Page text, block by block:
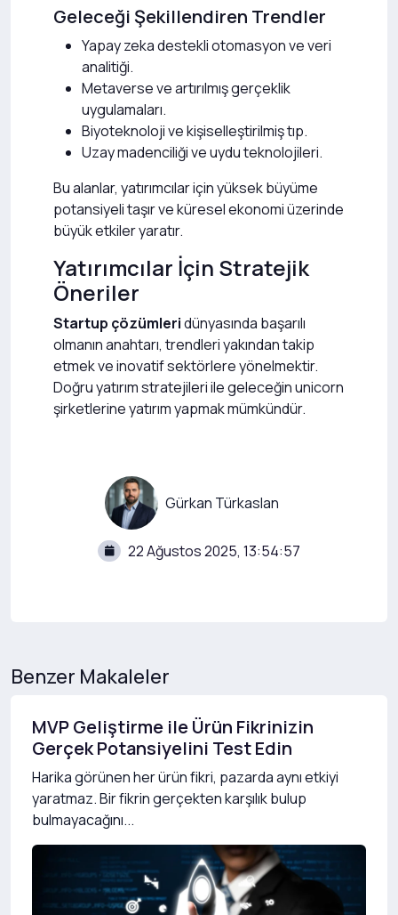
Geleceği Şekillendiren Trendler
Yapay zeka destekli otomasyon ve veri
analitiği.
Metaverse ve artırılmış gerçeklik
uygulamaları.
Biyoteknoloji ve kişiselleştirilmiş tıp.
Uzay madenciliği ve uydu teknolojileri.
Bu alanlar, yatırımcılar için yüksek büyüme
potansiyeli taşır ve küresel ekonomi üzerinde
büyük etkiler yaratır.
Yatırımcılar İçin Stratejik
Öneriler
Startup çözümleridünyasında başarılı
olmanın anahtarı, trendleri yakından takip
etmek ve inovatif sektörlere yönelmektir.
Doğru yatırım stratejileri ile geleceğin unicorn
şirketlerine yatırım yapmak mümkündür.
Gürkan Türkaslan
22 Ağustos 2025, 13:54:57
Benzer Makaleler
MVP Geliştirme ile Ürün Fikrinizin
Gerçek Potansiyelini Test Edin
Harika görünen her ürün fikri, pazarda aynı etkiyi
yaratmaz. Bir fikrin gerçekten karşılık bulup
bulmayacağını...